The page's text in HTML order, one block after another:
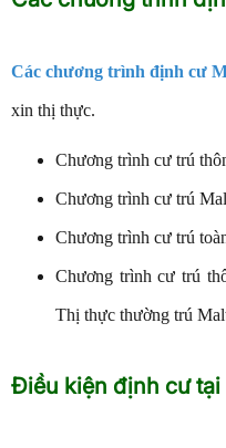
Các chương trình định cư
xin thị thực.
Chương trình cư trú
Chương trình cư trú
Chương trình cư trú
Chương trình cư trú
Thị thực thường trú
Điều kiện định cư tại